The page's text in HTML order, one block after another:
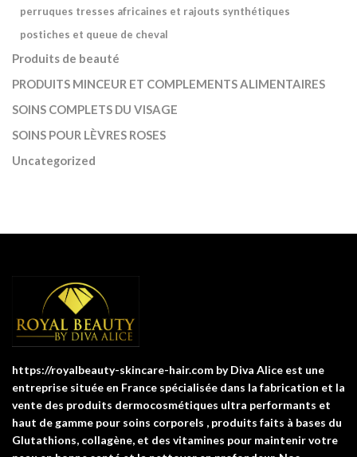
perruques tresses africaines et rajouts synthétiques
postiches et queue de cheval
Produits de beauté
PRODUITS MINCEUR ET COMPLEMENTS ALIMENTAIRES
SOINS COMPLETS DU VISAGE
SOINS POUR LÈVRES ROSES
Uncategorized
https://royalbeauty-skincare-hair.com by Diva Alice est une
entreprise située en France spécialisée dans la fabrication et la
vente des produits dermocosmétiques ultra performants et
haut de gamme pour soins corporels , produits faits à bases du
Glutathions, collagène, et des vitamines pour maintenir votre